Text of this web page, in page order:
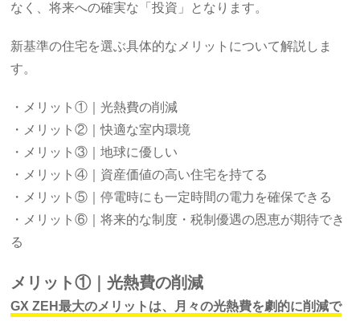
なく、将来への確実な「投資」となります。
新基準の住宅を選ぶ具体的なメリットについて解説しま
す。
・メリット①｜光熱費の削減
・メリット②｜快適な室内環境
・メリット③｜地球に優しい
・メリット④｜資産価値の高い住宅を持てる
・メリット⑤｜停電時にも一定時間の電力を確保できる
・メリット⑥｜将来的な制度・税制優遇の恩恵が期待でき
る
メリット①｜光熱費の削減
GX ZEH最大のメリットは、月々の光熱費を劇的に削減で